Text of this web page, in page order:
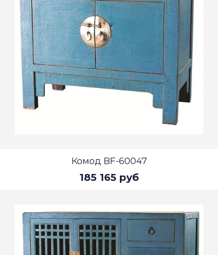
Комод BF-60047
185 165 руб